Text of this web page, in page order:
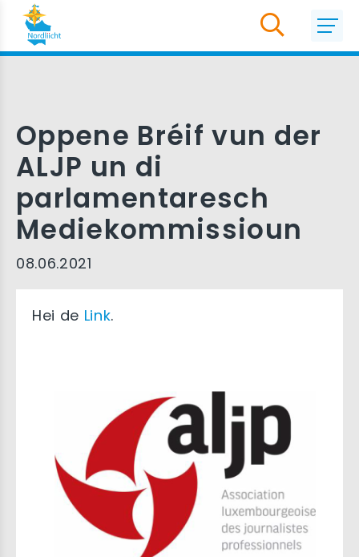
Oppene Bréif vun der
ALJP un di
parlamentaresch
Mediekommissioun
08.06.2021
Hei de Link.